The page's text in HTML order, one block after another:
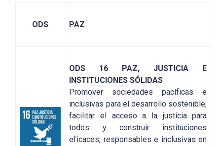
ODS PAZ
ODS 16 PAZ, JUSTICIA E
INSTITUCIONES SÓLIDAS
Promover sociedades pacíficas e
inclusivas para el desarrollo sostenible,
facilitar el acceso a la justicia para
todos y construir instituciones
eficaces, responsables e inclusivas en